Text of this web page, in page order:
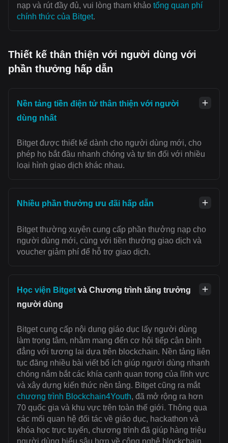
nạp và rút đầy đủ, vui lòng tham khảo tổng quan phí
chính thức của Bitget.
Thiết kế thân thiện với người dùng với
phần thưởng hấp dẫn
Nền tảng tiền điện tử thân thiện với người
dùng nhất
Bitget được thiết kế dành cho người dùng mới, cho
phép họ bắt đầu nhanh chóng và tự tin đối với nhiều
loại hình giao dịch khác nhau.
Nhiều phần thưởng ưu đãi hấp dẫn
Bitget thường xuyên cung cấp phần thưởng nạp cho
người dùng mới, cùng với tiền thưởng giao dịch và
voucher giảm phí để hỗ trợ giao dịch.
Học viện Bitget và Chương trình tăng trưởng
người dùng
Bitget cung cấp nội dung giáo dục lấy người dùng
làm trọng tâm, nhằm mang đến cơ hội tiếp cận bình
đẳng với tương lai dựa trên blockchain. Nền tảng liên
tục đăng nhiều bài viết bổ ích giúp người dùng nhanh
chóng nắm bắt các khía cạnh quan trọng của lĩnh vực
và xây dựng kiến thức nền tảng. Bitget cũng ra mắt
chương trình Blockchain4Youth, đã mở rộng ra hơn
70 quốc gia và khu vực trên toàn thế giới. Thông qua
các mối quan hệ đối tác về giáo dục, hackathon và
khóa học trực tuyến, chương trình đã giúp hàng triệu
người dùng hiểu sâu hơn về công nghệ blockchain.